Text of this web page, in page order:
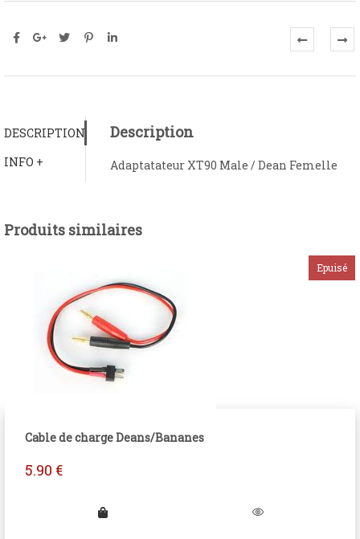
DESCRIPTION
INFO +
Description
Adaptatateur XT90 Male / Dean Femelle
Produits similaires
Cable de charge Deans/Bananes
5.90 €